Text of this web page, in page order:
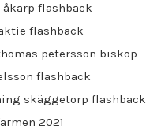
flashback
flashback
petersson biskop
flashback
skäggetorp flashback
2021